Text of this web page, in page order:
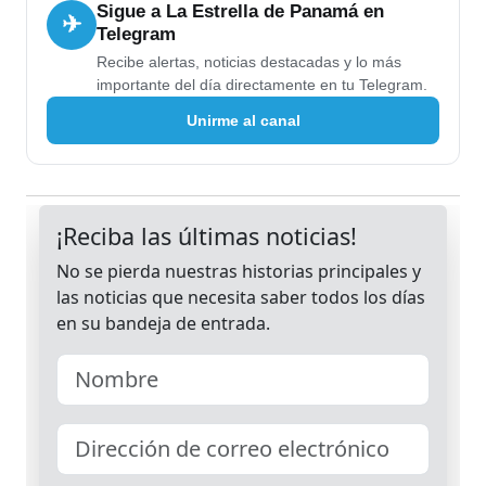
✈
Sigue a La Estrella de Panamá en
Telegram
Recibe alertas, noticias destacadas y lo más
importante del día directamente en tu Telegram.
Unirme al canal